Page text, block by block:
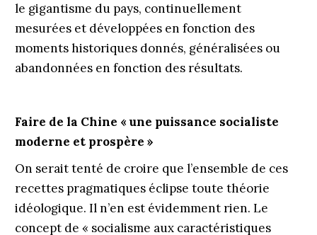
le gigantisme du pays, continuellement
mesurées et développées en fonction des
moments historiques donnés, généralisées ou
abandonnées en fonction des résultats.
Faire de la Chine « une puissance socialiste
moderne et prospère »
On serait tenté de croire que l’ensemble de ces
recettes pragmatiques éclipse toute théorie
idéo­logique. Il n’en est évidemment rien. Le
concept de « socialisme aux caractéristiques